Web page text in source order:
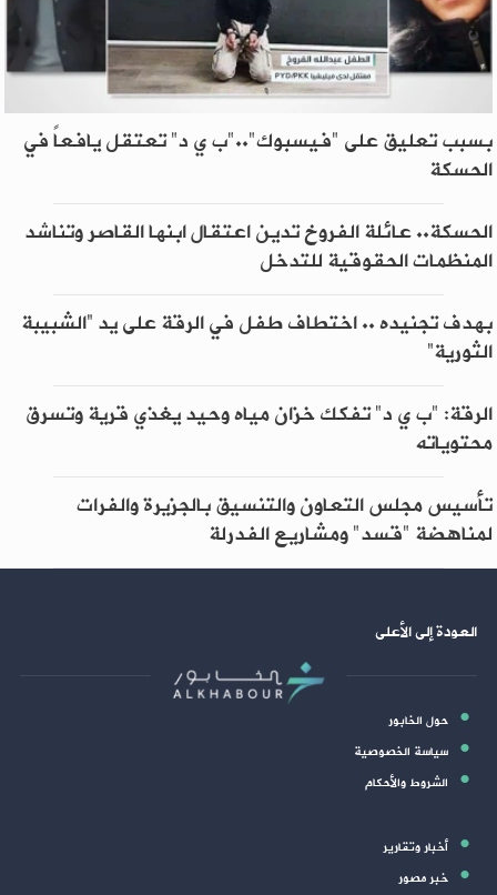
بسبب تعليق على "فيسبوك".."ب ي د" تعتقل يافعاً في
الحسكة
الحسكة.. عائلة الفروخ تدين اعتقال ابنها القاصر وتناشد
المنظمات الحقوقية للتدخل
بهدف تجنيده .. اختطاف طفل في الرقة على يد “الشبيبة
الثورية”
الرقة: "ب ي د" تفكك خزان مياه وحيد يغذي قرية وتسرق
محتوياته
تأسيس مجلس التعاون والتنسيق بالجزيرة والفرات
لمناهضة "قسد" ومشاريع الفدرلة
العودة إلى الأعلى
حول الخابور
سياسة الخصوصية
الشروط والأحكام
أخبار وتقارير
خبر مصور